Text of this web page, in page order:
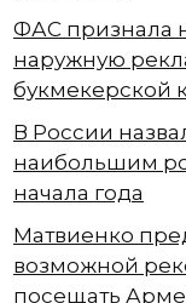
ФАС признала
наружную
букмекерской
В России
наибольшим
начала года
Матвиенко
возможной
посещать